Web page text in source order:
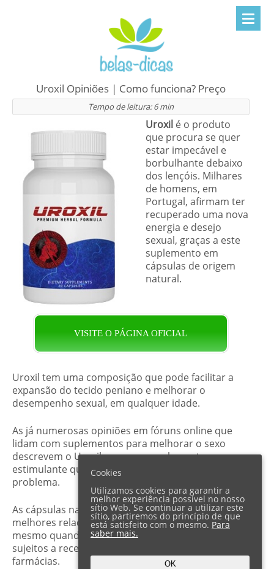
Uroxil Opiniões | Como funciona? Preço
Tempo de leitura:6 min
Uroxil é o produto
que procura se quer
estar impecável e
borbulhante debaixo
dos lençóis. Milhares
de homens, em
Portugal, afirmam ter
recuperado uma nova
energia e desejo
sexual, graças a este
suplemento em
cápsulas de origem
natural.
VISITE O PÁGINA OFICIAL
Uroxil tem uma composição que pode facilitar a
expansão do tecido peniano e melhorar o
desempenho sexual, em qualquer idade.
As já numerosas opiniões em fóruns online que
lidam com suplementos para melhorar o sexo
descrevem o Uroxil como um suplemento
estimulante que funciona, independentemente do
problema.
As cápsulas naturais de Uroxil têm uma das
melhores relações qualidade/preço do mercado,
mesmo quando comparadas com produtos
sujeitos a receita médica ou vendidos em
farmácias.
Cookies
Utilizamos cookies para garantir a
melhor experiência possível no nosso
sítio Web. Se continuar a utilizar este
sítio, partiremos do princípio de que
está satisfeito com o mesmo. Para
saber mais.
OK